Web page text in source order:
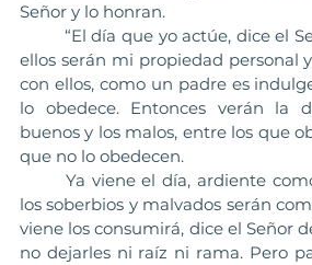
Señor y lo honran.
ellos serán mi propiedad personal
con ellos, como un padre es
lo obedece. Entonces verán la
buenos y los malos, entre los que
que no lo obedecen.
los soberbios y malvados serán
viene los consumirá, dice el Señor
no dejarles ni raíz ni rama. Pero